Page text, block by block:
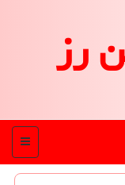
رز
منو